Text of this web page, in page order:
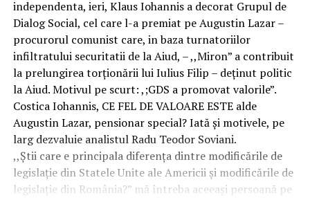
independenta, ieri, Klaus Iohannis a decorat Grupul de
Dialog Social, cel care l-a premiat pe Augustin Lazar –
procurorul comunist care, in baza turnatoriilor
infiltratului securitatii de la Aiud, – ,,Miron” a contribuit
la prelungirea torționării lui Iulius Filip – deținut politic
la Aiud. Motivul pe scurt: ,;GDS a promovat valorile”.
Costica Iohannis, CE FEL DE VALOARE ESTE alde
Augustin Lazar, pensionar special? Iată și motivele, pe
larg dezvaluie analistul Radu Teodor Soviani.
,,Știi care e principala diferența dintre modificările de
legislație din Statele Unite ale Americii și modificările de
legislație din România?” mă întreba aceeași persoană pe